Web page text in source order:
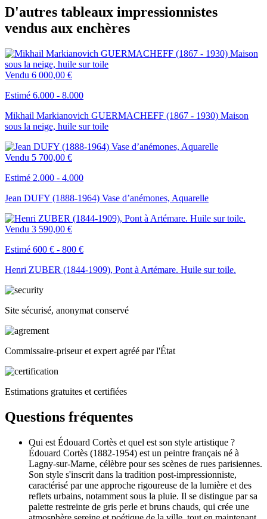
D'autres tableaux impressionnistes
vendus aux enchères
Vendu 6 000,00 €
Estimé 6.000 - 8.000
Mikhail Markianovich GUERMACHEFF (1867 - 1930) Maison
sous la neige, huile sur toile
Vendu 5 700,00 €
Estimé 2.000 - 4.000
Jean DUFY (1888-1964) Vase d’anémones, Aquarelle
Vendu 3 590,00 €
Estimé 600 € - 800 €
Henri ZUBER (1844-1909), Pont à Artémare. Huile sur toile.
Site sécurisé, anonymat conservé
Commissaire-priseur et expert agréé par l'État
Estimations gratuites et certifiées
Questions fréquentes
Qui est Édouard Cortès et quel est son style artistique ?
Édouard Cortès (1882-1954) est un peintre français né à
Lagny-sur-Marne, célèbre pour ses scènes de rues parisiennes.
Son style s'inscrit dans la tradition post-impressionniste,
caractérisé par une approche rigoureuse de la lumière et des
reflets urbains, notamment sous la pluie. Il se distingue par sa
palette restreinte de gris perle et bruns chauds, qui crée une